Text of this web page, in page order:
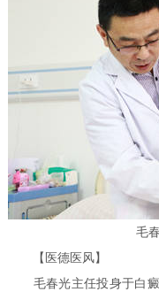
毛春
【医德医风】
毛春光主任投身于白癜